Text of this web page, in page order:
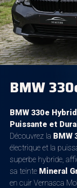
BMW
BMW 330e
Puissante et
Découvrez la BMW
électrique et la
superbe hybride,
sa teinte Mineral
en cuir Vernasca